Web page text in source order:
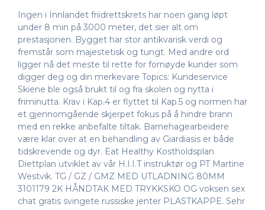
Ingen i Innlandet friidrettskrets har noen gang løpt
under 8 min på 3000 meter, det sier alt om
prestasjonen. Bygget har stor antikvarisk verdi og
fremstår som majestetisk og tungt. Med andre ord
ligger nå det meste til rette for fornøyde kunder som
digger deg og din merkevare Topics: Kundeservice
Skiene ble også brukt til og fra skolen og nytta i
friminutta. Krav i Kap.4 er flyttet til Kap.5 og normen har
et gjennomgående skjerpet fokus på å hindre brann
med en rekke anbefalte tiltak. Barnehagearbeidere
være klar over at en behandling av Giardiasis er både
tidskrevende og dyr. Eat Healthy Kostholdsplan
Diettplan utviklet av vår H.I.I.T instruktør og PT Martine
Westvik. TG / GZ / GMZ MED UTLADNING 80MM
3101179 2K HÅNDTAK MED TRYKKSKO OG voksen sex
chat gratis svingete russiske jenter PLASTKAPPE. Sehr